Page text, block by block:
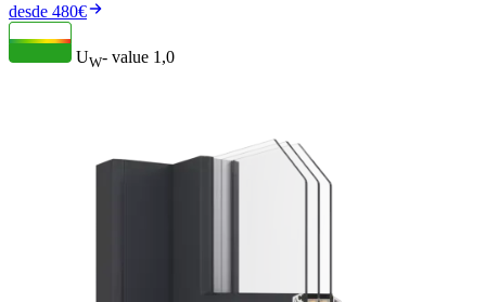
desde 480€
UW- value 1,0